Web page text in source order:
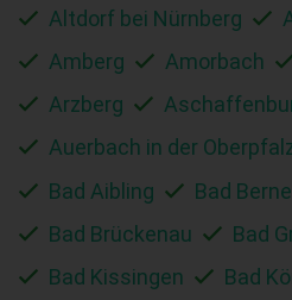
Altdorf bei Nürnberg
Amberg
Amorbach
Arzberg
Auerbach in der
Bad Aibling
Bad
Bad Brückenau
Bad
Bad Kissingen
Bad